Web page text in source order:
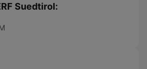
Suedtirol: